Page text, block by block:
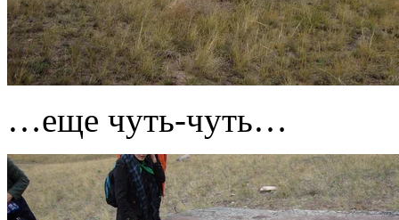
…еще чуть-чуть…